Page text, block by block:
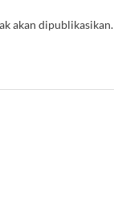
akan dipublikasikan.